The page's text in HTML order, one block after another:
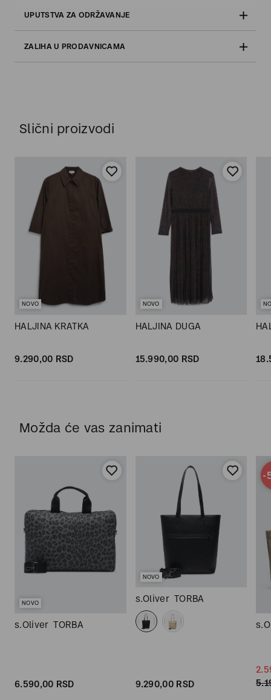
UPUTSTVA ZA ODRŽAVANJE
ZALIHA U PRODAVNICAMA
Slični proizvodi
NOVO
HALJINA KRATKA
9.290,00 RSD
NOVO
HALJINA DUGA
15.990,00 RSD
Možda će vas zanimati
NOVO
s.Oliver TORBA
6.590,00 RSD
NOVO
s.Oliver TORBA
9.290,00 RSD
-